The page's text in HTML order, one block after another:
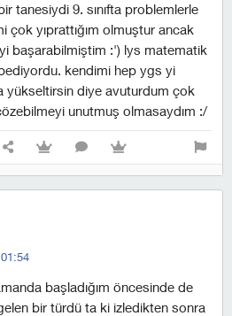
tanesiydi 9. sınıfta problemlerle
çok yıprattığım olmuştur ancak
başarabilmiştim :') lys matematik
kendimi hep ygs yi
yükseltirsin diye avuturdum çok
unutmuş olmasaydım :/
başladığım öncesinde de
bir türdü ta ki izledikten sonra